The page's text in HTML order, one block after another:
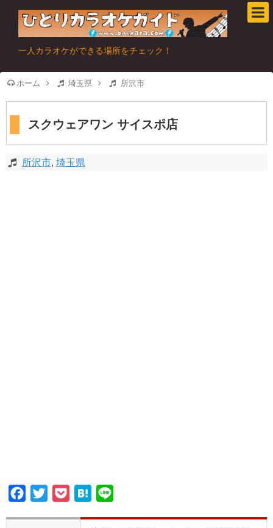
一人カラオケができる場所をチェック！
ホーム 埼玉県 所沢市
スクウェアワン サイスポ店
所沢市, 埼玉県
Facebook
Twitter PocketHatena